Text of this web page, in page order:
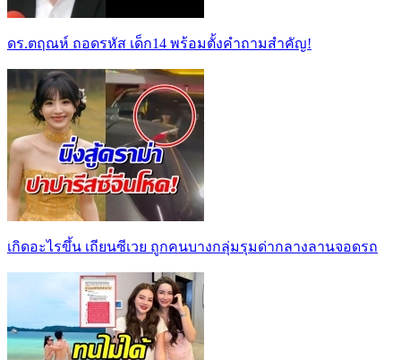
ดร.ตฤณห์ ถอดรหัส เด็ก14 พร้อมตั้งคำถามสำคัญ!
เกิดอะไรขึ้น เถียนซีเวย ถูกคนบางกลุ่มรุมด่ากลางลานจอดรถ